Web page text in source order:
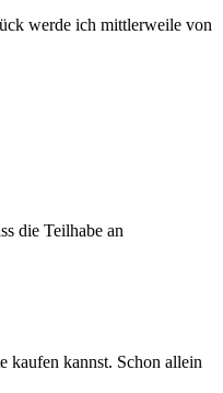
werde ich mittlerweile von
die Teilhabe an
kaufen kannst. Schon allein